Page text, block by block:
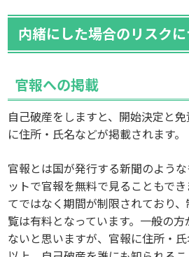
内緒にした場合のリスク
官報への掲載
自己破産をしますと、開始決定と
に住所・氏名などが掲載されます。
官報とは国が発行する新聞のよう
ットで官報を無料で見ることもで
てではなく期間が制限されており
覧は有料となっています。一般の
ないと思いますが、官報に住所・